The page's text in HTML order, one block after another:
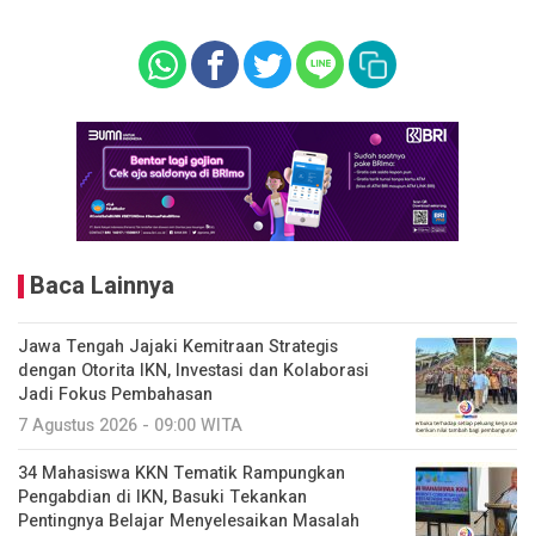
Baca Lainnya
Jawa Tengah Jajaki Kemitraan Strategis
dengan Otorita IKN, Investasi dan Kolaborasi
Jadi Fokus Pembahasan
7 Agustus 2026 - 09:00 WITA
34 Mahasiswa KKN Tematik Rampungkan
Pengabdian di IKN, Basuki Tekankan
Pentingnya Belajar Menyelesaikan Masalah